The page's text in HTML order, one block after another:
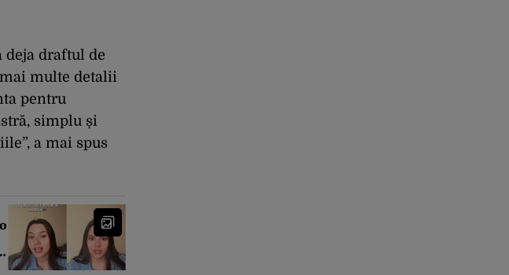
draftul de
multe detalii
pentru
simplu și
a mai spus